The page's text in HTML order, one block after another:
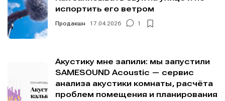
испортить его ветром
Продакшн 17.04.2026 1
Акустику мне запили: мы запустили
SAMESOUND Acoustic — сервис
анализа акустики комнаты, расчёта
проблем помещения и планирования